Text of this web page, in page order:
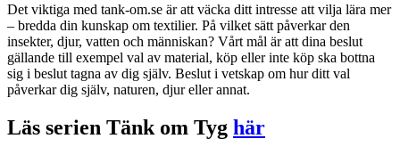
Det viktiga med tank-om.se är att väcka ditt intresse att vilja lära mer
– bredda din kunskap om textilier. På vilket sätt påverkar den
insekter, djur, vatten och människan? Vårt mål är att dina beslut
gällande till exempel val av material, köp eller inte köp ska bottna
sig i beslut tagna av dig själv. Beslut i vetskap om hur ditt val
påverkar dig själv, naturen, djur eller annat.
Läs serien Tänk om Tyg här